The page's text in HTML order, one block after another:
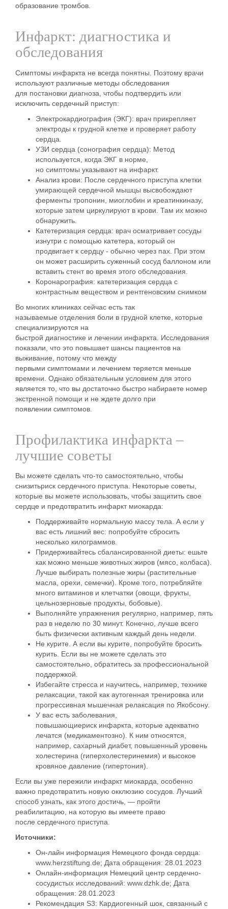
образование тромбов.
Инфаркт: диагностика и
обследования
Симптомы инфаркта не всегда понятны. Поэтому врачи
используют различные методы обследования
для постановки диагноза , чтобы подтвердить или
исключить сердечный приступ:
Электрокардиография (ЭКГ): врач прикрепляет
электроды к грудной клетке и проверяет работу
сердца.
УЗИ сердца (сонография сердца): Метод
используется, когда ЭКГ в норме,
но симптомы указывают на инфаркт.
Анализ крови: После сердечного приступа клетки
умирающей сердечной мышцы высвобождают
ферменты тропонин, миоглобин и креатинкиназу,
которые затем циркулируют в крови. Там их можно
обнаружить.
Катетеризация сердца: врач осматривает сосуды
изнутри с помощью катетера, который он
продвигает к сердцу - обычно через пах. При этом
он может расширить суженный сосуд баллоном или
вставить стентво время этого обследования.
Коронарография: катетеризация сердца с
контрастным веществом и рентгеновским снимком
Во многих клиниках сейчас есть так
называемые отделения боли в грудной клетке,
которые
специализируются на
быстрой диагностике и лечении инфаркта . Исследования
показали, что это повышает шансы пациентов на
выживание, потому что между
первыми симптомами и лечением теряется меньше
времени. Однако обязательным условием для этого
является то, что вы достаточно быстро набираете номер
экстренной помощи и не ждете долго при
появлении симптомов
Профилактика инфаркта –
лучшие советы
Вы можете сделать что-то самостоятельно, чтобы
снизитьриск сердечного приступа.
Некоторые советы,
которые вы можете использовать, чтобы защитить свое
сердце и предотвратить инфаркт миокарда:
Поддерживайте нормальную массу тела. А если у
вас есть лишний вес: попробуйте сбросить
несколько килограммов.
Придерживайтесь сбалансированной диеты: ешьте
как можно меньше животных жиров (мясо, колбаса).
Лучше выбирать полезные жиры (растительные
масла, орехи, семечки). Кроме того, потребляйте
много витаминов и клетчатки (овощи, фрукты,
цельнозерновые продукты, бобовые).
Выполняйте упражнения регулярно, например, пять
раз в неделю по 30 минут. Конечно, лучше всего
быть физически активным каждый день недели.
Не курите. А если вы курите, попробуйте бросить
курить. Если вы не можете сделать это
самостоятельно, обратитесь за профессиональной
поддержкой.
Избегайте стресса и научитесь, например, технике
релаксации, такой как аутогенная тренировка или
прогрессивная мышечная релаксация по Якобсону.
У вас есть заболевания,
повышающиериск инфаркта, которые адекватно
лечатся (медикаментозно). К ним относятся,
например, сахарный диабет, повышенный уровень
холестерина (гиперхолестеринемия) и высокое
кровяное давление (гипертония).
Если вы уже пережили инфаркт миокарда , особенно
важно предотвратить новую окклюзию сосудов. Лучший
способ узнать, как этого достичь, — пройти
реабилитацию , на которую вы имеете право
после сердечного приступа
Источники:
Он-лайн информация Немецкого фонда сердца:
www.herzstiftung.de; Дата обращения: 28.01.2023
Онлайн-информация Немецкий центр сердечно-
сосудистых исследований: www.dzhk.de; Дата
обращения: 28.01.2023
Рекомендация S3: Кардиогенный шок, связанный с